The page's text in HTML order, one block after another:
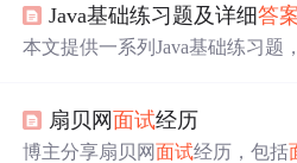
断哪个罐子的药被污染；奇怪的
确定日期；三筐水果问题，从特
Java基础练习题及详细答
本文提供一系列Java基础练习题
扇贝网面试经历
博主分享扇贝网面试经历，包括